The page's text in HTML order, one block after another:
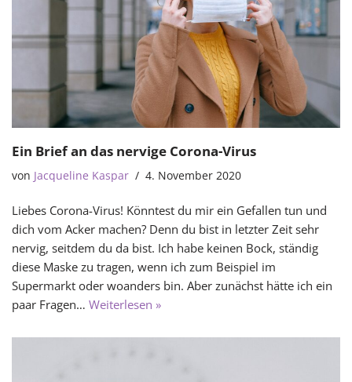
Ein Brief an das nervige Corona-Virus
von Jacqueline Kaspar 4. November 2020
Liebes Corona-Virus! Könntest du mir ein Gefallen tun und
dich vom Acker machen? Denn du bist in letzter Zeit sehr
nervig, seitdem du da bist. Ich habe keinen Bock, ständig
diese Maske zu tragen, wenn ich zum Beispiel im
Supermarkt oder woanders bin. Aber zunächst hätte ich ein
paar Fragen… Weiterlesen »